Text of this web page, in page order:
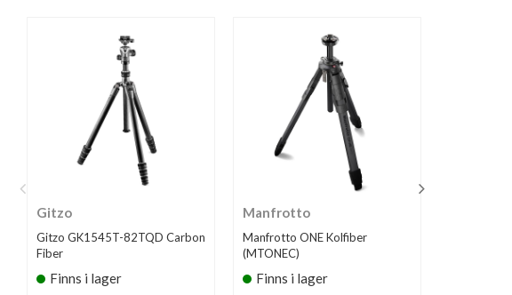
Gitzo
Gitzo GK1545T-82TQD Carbon
Fiber
Finns i lager
Manfrotto
Manfrotto ONE Kolfiber
(MTONEC)
Finns i lager